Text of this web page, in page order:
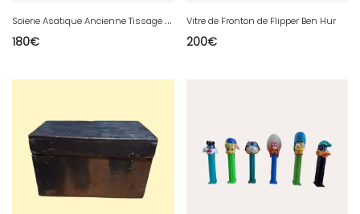
S
oierie Asatique Ancienne Tissage sur Soie
180€
Vitre de Fronton de Flipper Ben Hur
200€